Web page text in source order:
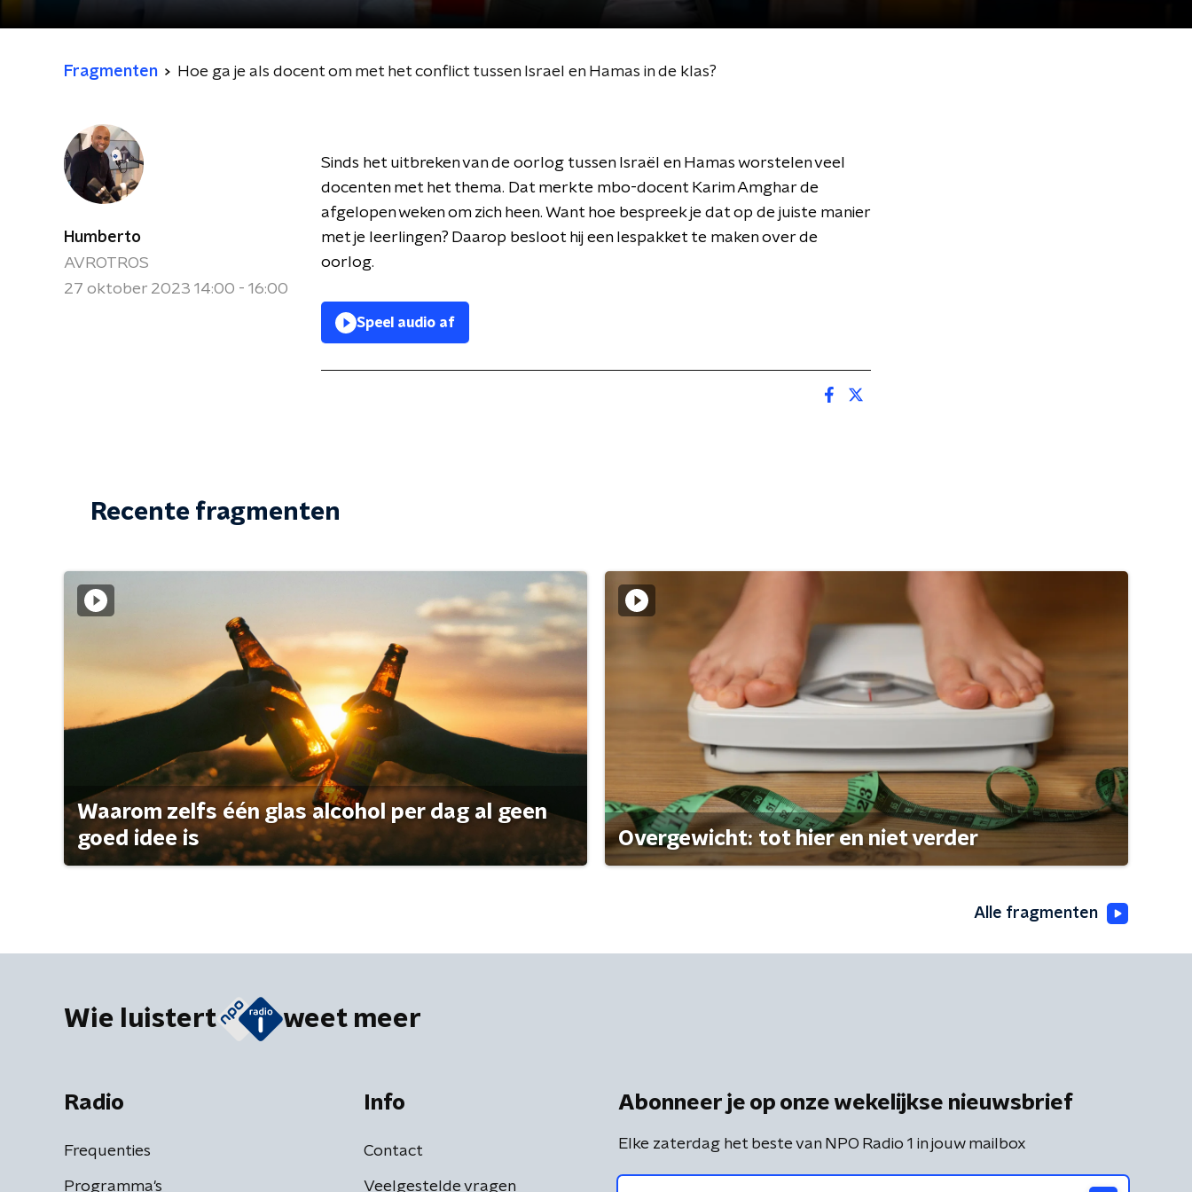
Fragmenten Hoe ga je als docent om met het conflict tussen Israel en Hamas in de klas?
Humberto
AVROTROS
27 oktober 2023 14:00 - 16:00
Sinds het uitbreken van de oorlog tussen Israël en Hamas worstelen veel
docenten met het thema. Dat merkte mbo-docent Karim Amghar de
afgelopen weken om zich heen. Want hoe bespreek je dat op de juiste manier
met je leerlingen? Daarop besloot hij een lespakket te maken over de
oorlog.
Speel audio af
Recente fragmenten
Waarom zelfs één glas alcohol per dag al geen
goed idee is
Overgewicht: tot hier en niet verder
Alle fragmenten
Wie luistert weet meer
Radio
Frequenties
Programma's
Info
Contact
Veelgestelde vragen
Abonneer je op onze wekelijkse nieuwsbrief
Elke zaterdag het beste van NPO Radio 1 in jouw mailbox